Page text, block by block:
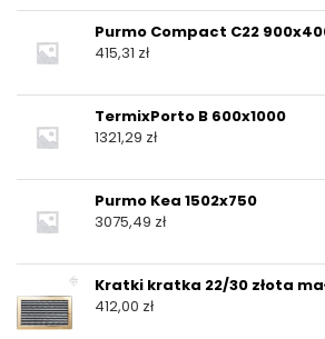
Purmo Compact C22
415,31 zł
TermixPorto B 600x1000
1321,29 zł
Purmo Kea 1502x750
3075,49 zł
Kratki kratka 22/30 złota
412,00 zł